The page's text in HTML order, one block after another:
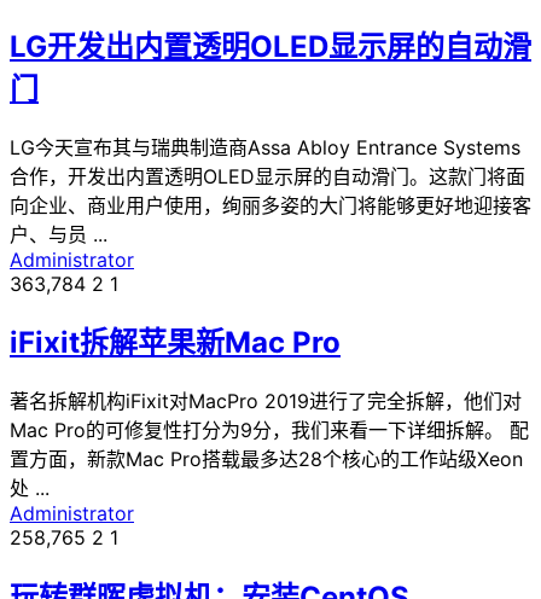
LG开发出内置透明OLED显示屏的自动滑
门
LG今天宣布其与瑞典制造商Assa Abloy Entrance Systems
合作，开发出内置透明OLED显示屏的自动滑门。这款门将面
向企业、商业用户使用，绚丽多姿的大门将能够更好地迎接客
户、与员 ...
Administrator
363,784 2 1
iFixit拆解苹果新Mac Pro
著名拆解机构iFixit对MacPro 2019进行了完全拆解，他们对
Mac Pro的可修复性打分为9分，我们来看一下详细拆解。 配
置方面，新款Mac Pro搭载最多达28个核心的工作站级Xeon
处 ...
Administrator
258,765 2 1